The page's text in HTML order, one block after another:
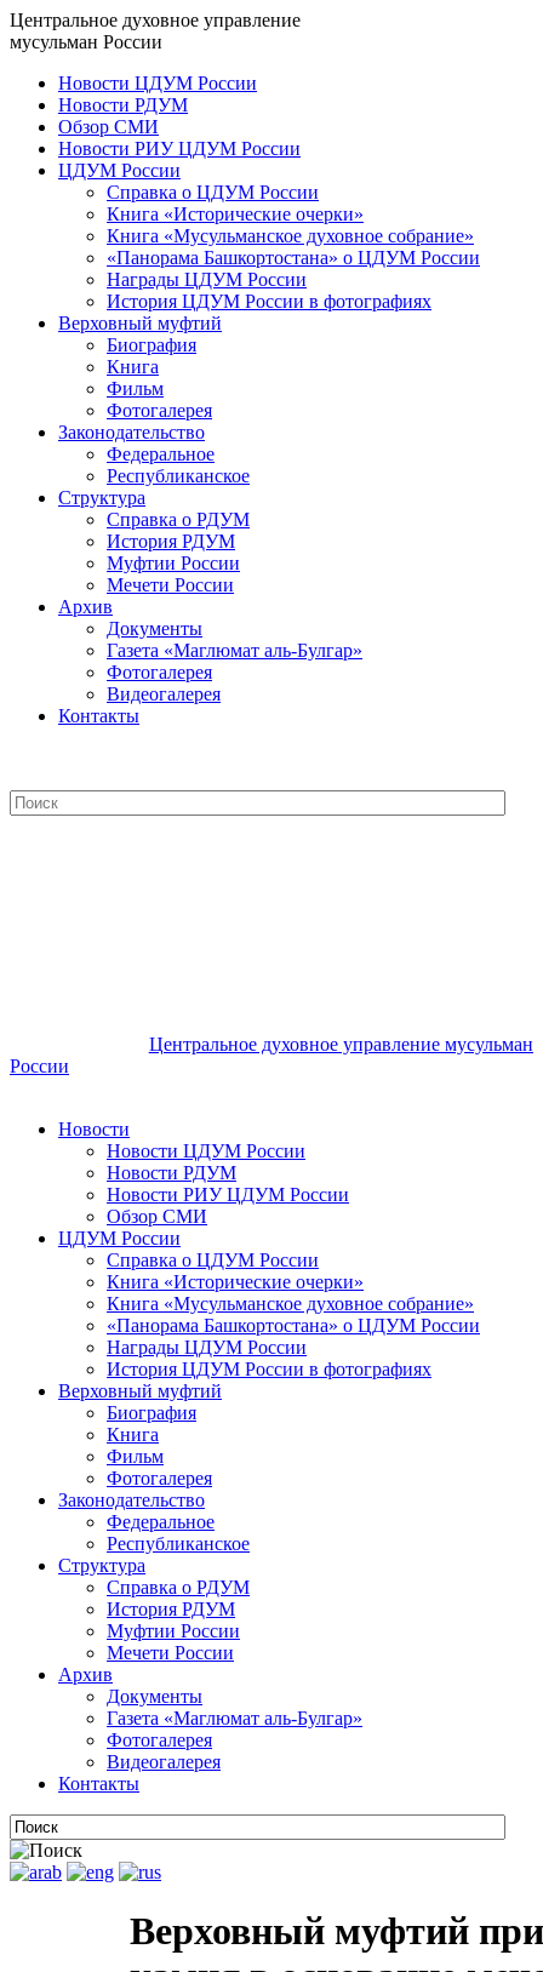
Центральное духовное управление
мусульман России
Новости ЦДУМ России
Новости РДУМ
Обзор СМИ
Новости РИУ ЦДУМ России
ЦДУМ России
Справка о ЦДУМ России
Книга «Исторические очерки»
Книга «Мусульманское духовное собрание»
«Панорама Башкортостана» о ЦДУМ России
Награды ЦДУМ России
История ЦДУМ России в фотографиях
Верховный муфтий
Биография
Книга
Фильм
Фотогалерея
Законодательство
Федеральное
Республиканское
Структура
Справка о РДУМ
История РДУМ
Муфтии России
Мечети России
Архив
Документы
Газета «Маглюмат аль-Булгар»
Фотогалерея
Видеогалерея
Контакты
Центральное духовное управление мусульман
России
Новости
Новости ЦДУМ России
Новости РДУМ
Новости РИУ ЦДУМ России
Обзор СМИ
ЦДУМ России
Справка о ЦДУМ России
Книга «Исторические очерки»
Книга «Мусульманское духовное собрание»
«Панорама Башкортостана» о ЦДУМ России
Награды ЦДУМ России
История ЦДУМ России в фотографиях
Верховный муфтий
Биография
Книга
Фильм
Фотогалерея
Законодательство
Федеральное
Республиканское
Структура
Справка о РДУМ
История РДУМ
Муфтии России
Мечети России
Архив
Документы
Газета «Маглюмат аль-Булгар»
Фотогалерея
Видеогалерея
Контакты
Верховный муфтий